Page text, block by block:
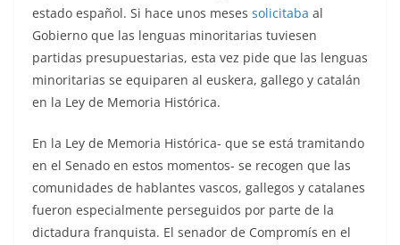
estado español. Si hace unos meses solicitaba al
Gobierno que las lenguas minoritarias tuviesen
partidas presupuestarias, esta vez pide que las lenguas
minoritarias se equiparen al euskera, gallego y catalán
en la Ley de Memoria Histórica.
En la Ley de Memoria Histórica- que se está tramitando
en el Senado en estos momentos- se recogen que las
comunidades de hablantes vascos, gallegos y catalanes
fueron especialmente perseguidos por parte de la
dictadura franquista. El senador de Compromís en el